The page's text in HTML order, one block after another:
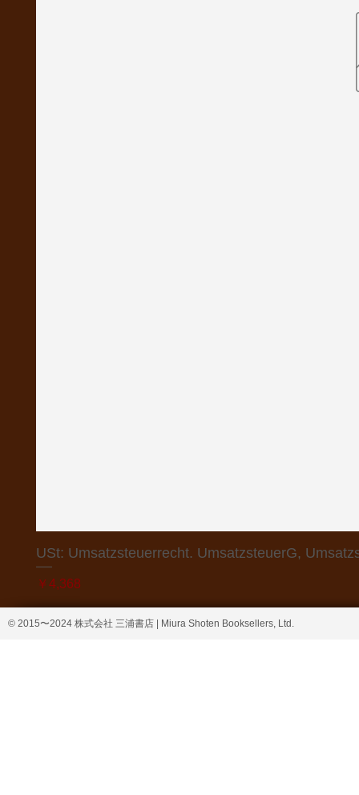
USt: Umsatzsteuerrecht. UmsatzsteuerG,
価格
￥4,368
© 2015〜2024 株式会社 三浦書店 | Miura Shoten Booksellers, Ltd.